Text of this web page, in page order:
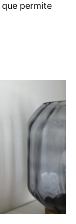
permite